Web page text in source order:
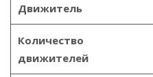
Движитель
Количество
движителей